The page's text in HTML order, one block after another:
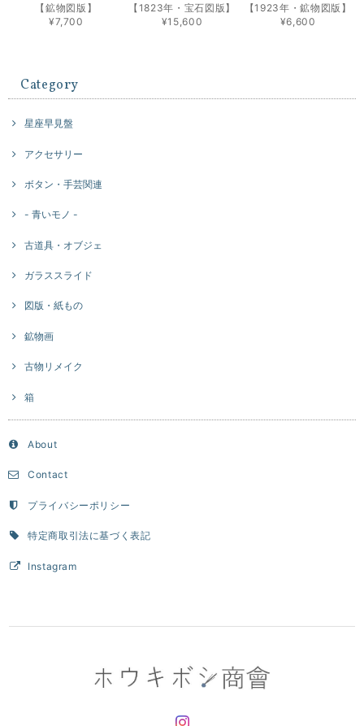
【鉱物図版】
¥7,700
【1823年・宝石図版】
¥15,600
【1923年・鉱物図版】
¥6,600
Category
星座早見盤
アクセサリー
ボタン・手芸関連
- 青いモノ -
古道具・オブジェ
ガラススライド
図版・紙もの
鉱物画
古物リメイク
箱
About
Contact
プライバシーポリシー
特定商取引法に基づく表記
Instagram